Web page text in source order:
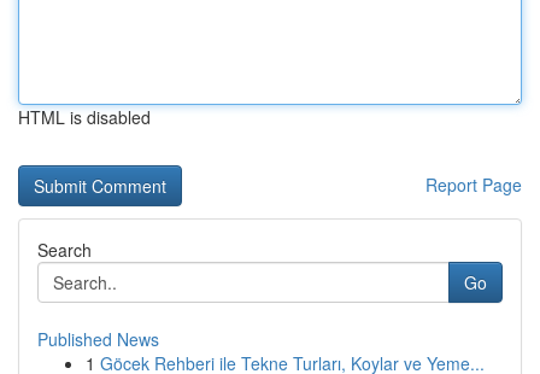
HTML is disabled
Report Page
Search
Go
Published News
1 Göcek Rehberi ile Tekne Turları, Koylar ve Yeme...